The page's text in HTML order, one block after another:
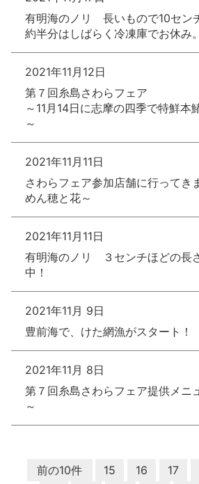
有明海のノリ 長いもので10セン
約半分はしばらく冷凍庫でお休み。
2021年11月12日
第７回糸島さわらフェア
～11月14日に志摩の四季で特鮮本
～
2021年11月11日
さわらフェア参加店舗に行ってき
めん穂と花～
2021年11月11日
有明海のノリ ３センチほどの長
中！
2021年11月 9日
豊前海で、けた網漁がスタート！
2021年11月 8日
第７回糸島さわらフェア提供メニ
～
前の10件 15 16 17